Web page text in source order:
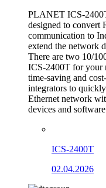
PLANET ICS-
designed to convert
communication to
extend the network
There are two 10/
ICS-2400T for your
time-saving and
integrators to
Ethernet network
devices and
ICS-2400T
02.04.2026